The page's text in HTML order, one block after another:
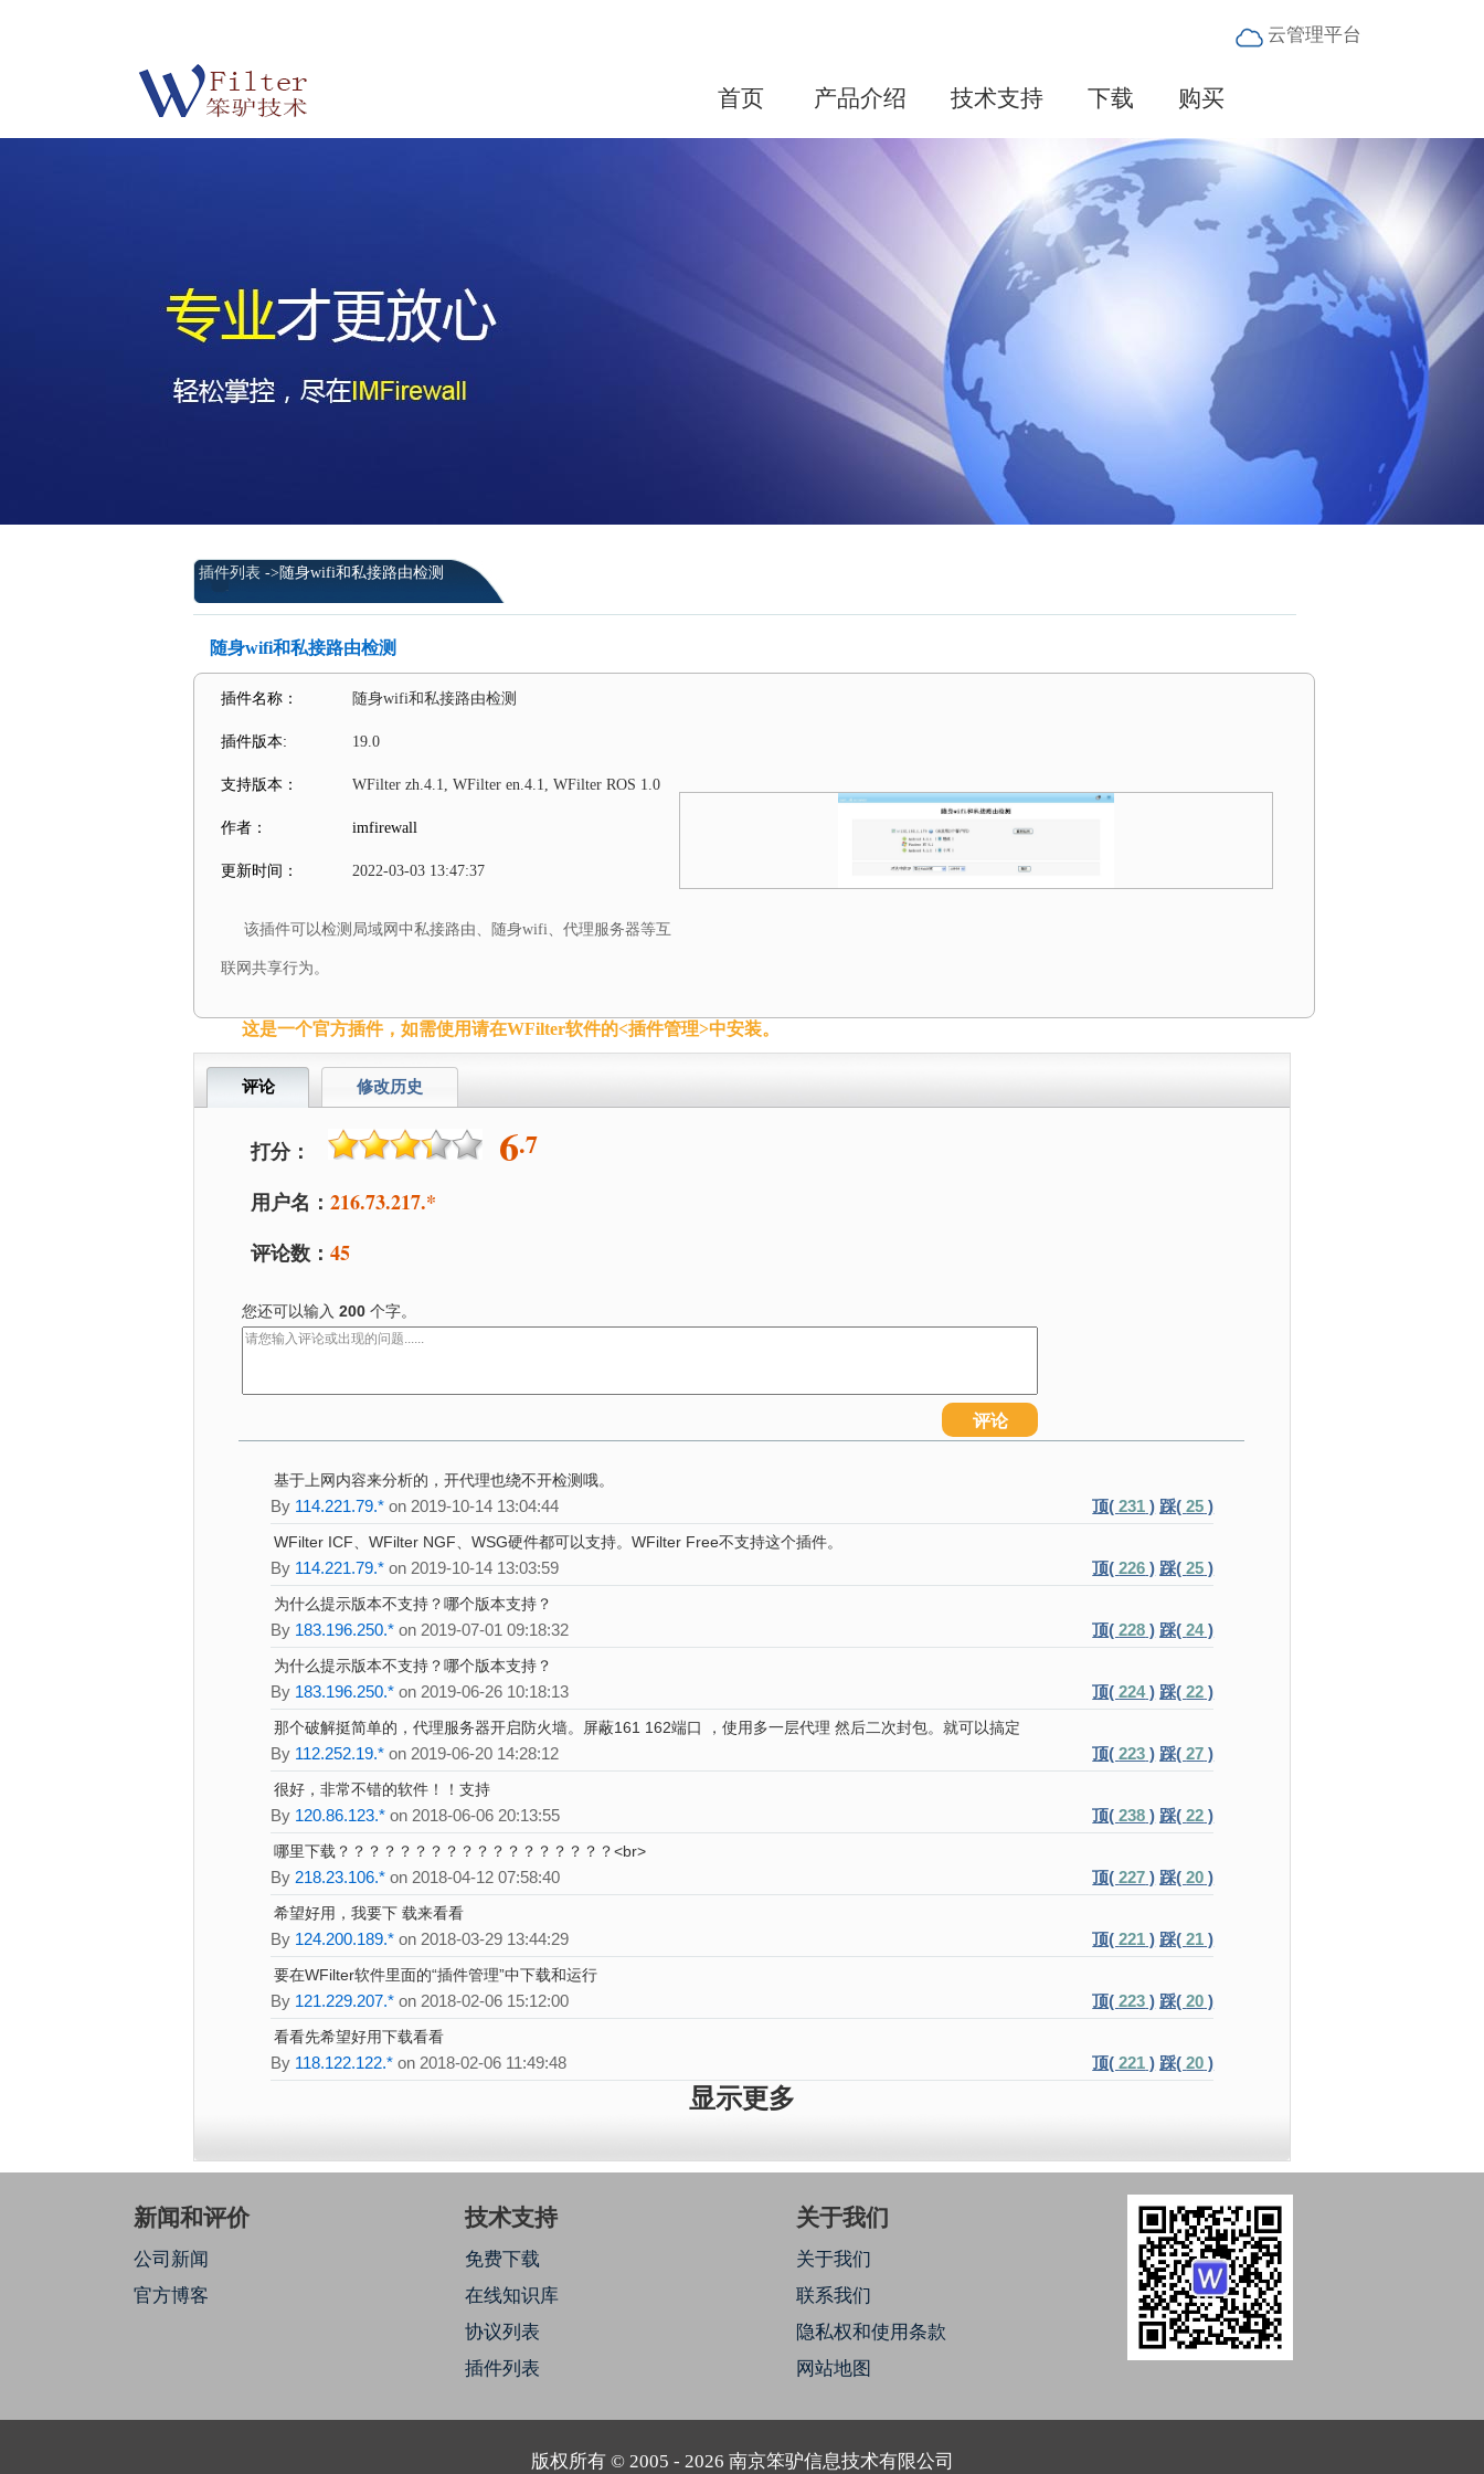
云管理平台
首页 产品介绍 技术支持 下载 购买
插件列表 ->随身wifi和私接路由检测
随身wifi和私接路由检测
插件名称： 随身wifi和私接路由检测
插件版本: 19.0
支持版本： WFilter zh.4.1, WFilter en.4.1, WFilter ROS 1.0
作者： imfirewall
更新时间： 2022-03-03 13:47:37
该插件可以检测局域网中私接路由、随身wifi、代理服务器等互
联网共享行为。
这是一个官方插件，如需使用请在WFilter软件的<插件管理>中安装。
评论 修改历史
打分： 6.7
用户名：216.73.217.*
评论数：45
您还可以输入200 个字。
基于上网内容来分析的，开代理也绕不开检测哦。
By 114.221.79.* on 2019-10-14 13:04:44 顶(231 ) 踩(25 )
WFilter ICF、WFilter NGF、WSG硬件都可以支持。WFilter Free不支持这个插件。
By 114.221.79.* on 2019-10-14 13:03:59 顶(226 ) 踩(25 )
为什么提示版本不支持？哪个版本支持？
By 183.196.250.* on 2019-07-01 09:18:32 顶(228 ) 踩(24)
为什么提示版本不支持？哪个版本支持？
By 183.196.250.* on 2019-06-26 10:18:13 顶(224) 踩(22 )
那个破解挺简单的，代理服务器开启防火墙。屏蔽161 162端口 ，使用多一层代理 然后二次封包。就可以搞定
By 112.252.19.* on 2019-06-20 14:28:12 顶(223 ) 踩(27 )
很好，非常不错的软件！！支持
By 120.86.123.* on 2018-06-06 20:13:55 顶(238 ) 踩(22 )
哪里下载？？？？？？？？？？？？？？？？？？<br>
By 218.23.106.* on 2018-04-12 07:58:40 顶(227 ) 踩(20 )
希望好用，我要下 载来看看
By 124.200.189.* on 2018-03-29 13:44:29 顶(221 ) 踩(21 )
要在WFilter软件里面的“插件管理”中下载和运行
By 121.229.207.* on 2018-02-06 15:12:00 顶(223 ) 踩(20 )
看看先希望好用下载看看
By 118.122.122.* on 2018-02-06 11:49:48 顶(221 ) 踩(20 )
显示更多
新闻和评价
公司新闻
官方博客
技术支持
免费下载
在线知识库
协议列表
插件列表
关于我们
关于我们
联系我们
隐私权和使用条款
网站地图
版权所有 © 2005 - 2026 南京笨驴信息技术有限公司